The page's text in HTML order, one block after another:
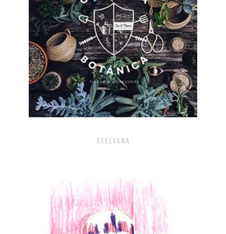
SEELVANA